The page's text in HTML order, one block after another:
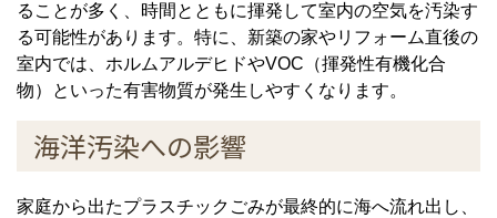
ることが多く、時間とともに揮発して室内の空気を汚染す
る可能性があります。特に、新築の家やリフォーム直後の
室内では、ホルムアルデヒドやVOC（揮発性有機化合
物）といった有害物質が発生しやすくなります。
海洋汚染への影響
家庭から出たプラスチックごみが最終的に海へ流れ出し、